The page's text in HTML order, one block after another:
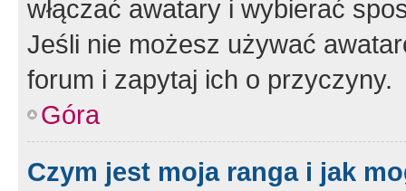
włączać awatary i wybierać
Jeśli nie możesz używać
forum i zapytaj ich o przyczyny.
Góra
Czym jest moja ranga i jak